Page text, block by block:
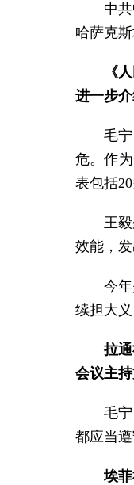
中
哈萨克斯
《
进一步
毛
危。作
表包括
王
效能，
今
续担大
拉
会议主
毛
都应当
埃